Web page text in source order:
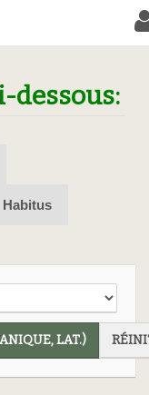
dessous:
Habitus
LAT.)